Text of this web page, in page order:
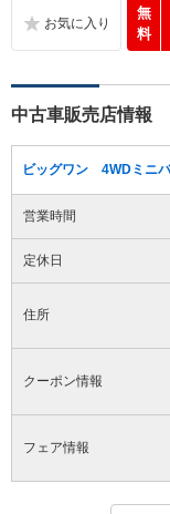
無
料
中古車販売店情報
ビッグワン 4WDミニ
営業時間
定休日
住所
クーポン情報
フェア情報